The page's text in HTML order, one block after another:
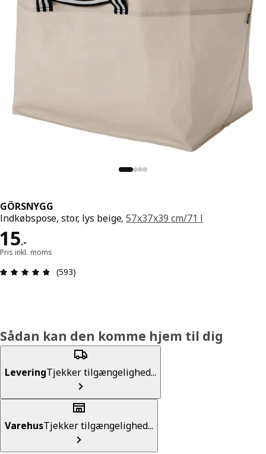
GÖRSNYGG
Indkøbspose, stor, lys beige,57x37x39 cm/71 l
15.-
Pris 15.-
Pris inkl. moms
Anmeldelse: 4.8 Ud af 5 Stjerner. Anmeldelser i
(593)
Sådan kan den komme hjem til dig
LeveringTjekker tilgængelighed...
VarehusTjekker tilgængelighed...